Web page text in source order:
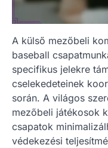
A külső mezőbeli
baseball
specifikus jelekre
cselekedeteinek
során. A világos
mezőbeli játékosok
csapatok
védekezési